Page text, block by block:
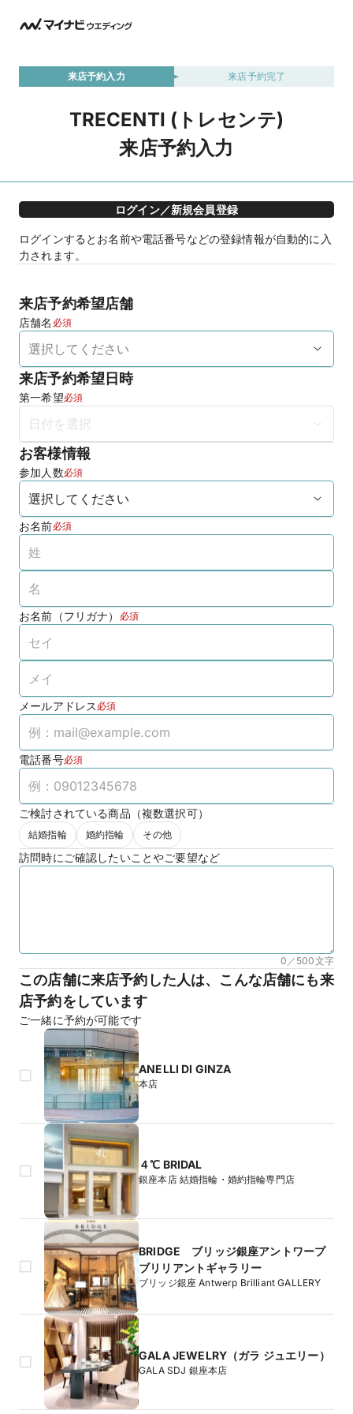
来店予約入力 来店予約完了
TRECENTI (トレセンテ)
来店予約入力
ログイン／新規会員登録
ログインするとお名前や電話番号などの登録情報が自動的に入
力されます。
来店予約希望店舗
店舗名 必須
来店予約希望日時
第一希望必須
お客様情報
参加人数必須
お名前必須
お名前（フリガナ） 必須
メールアドレス 必須
電話番号必須
ご検討されている商品（複数選択可）
結婚指輪 婚約指輪 その他
訪問時にご確認したいことやご要望など
0／500文字
この店舗に来店予約した人は、こんな店舗にも来
店予約をしています
ご一緒に予約が可能です
ANELLI DI GINZA
本店
４℃ BRIDAL
銀座本店 結婚指輪・婚約指輪専門店
BRIDGE ブリッジ銀座アントワープ
ブリリアントギャラリー
ブリッジ銀座 Antwerp Brilliant GALLERY
GALA JEWELRY（ガラ ジュエリー）
GALA SDJ 銀座本店